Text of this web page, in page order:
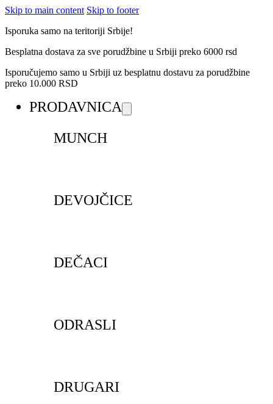
Skip to main content Skip to footer
Isporuka samo na teritoriji Srbije!
Besplatna dostava za sve porudžbine u Srbiji preko 6000 rsd
Isporučujemo samo u Srbiji uz besplatnu dostavu za porudžbine
preko 10.000 RSD
PRODAVNICA
MUNCH
DEVOJČICE
DEČACI
ODRASLI
DRUGARI